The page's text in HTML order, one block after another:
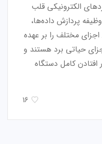
الکترونیکی قلب
پردازش داده‌ها،
مختلف را بر عهده
حیاتی برد هستند و
افتادن کامل دستگاه
16